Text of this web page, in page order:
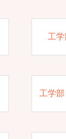
工
工学